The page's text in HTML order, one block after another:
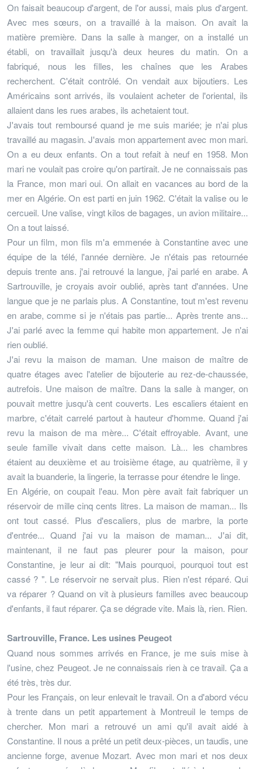
On faisait beaucoup d'argent, de l'or aussi, mais plus d'argent.
Avec mes sœurs, on a travaillé à la maison. On avait la
matière première. Dans la salle à manger, on a installé un
établi, on travaillait jusqu'à deux heures du matin. On a
fabriqué, nous les filles, les chaînes que les Arabes
recherchent. C'était contrôlé. On vendait aux bijoutiers. Les
Américains sont arrivés, ils voulaient acheter de l'oriental, ils
allaient dans les rues arabes, ils achetaient tout.
J'avais tout remboursé quand je me suis mariée; je n'ai plus
travaillé au magasin. J'avais mon appartement avec mon mari.
On a eu deux enfants. On a tout refait à neuf en 1958. Mon
mari ne voulait pas croire qu'on partirait. Je ne connaissais pas
la France, mon mari oui. On allait en vacances au bord de la
mer en Algérie. On est parti en juin 1962. C'était la valise ou le
cercueil. Une valise, vingt kilos de bagages, un avion militaire...
On a tout laissé.
Pour un film, mon fils m'a emmenée à Constantine avec une
équipe de la télé, l'année dernière. Je n'étais pas retournée
depuis trente ans. j'ai retrouvé la langue, j'ai parlé en arabe. A
Sartrouville, je croyais avoir oublié, après tant d'années. Une
langue que je ne parlais plus. A Constantine, tout m'est revenu
en arabe, comme si je n'étais pas partie... Après trente ans...
J'ai parlé avec la femme qui habite mon appartement. Je n'ai
rien oublié.
J'ai revu la maison de maman. Une maison de maître de
quatre étages avec l'atelier de bijouterie au rez-de-chaussée,
autrefois. Une maison de maître. Dans la salle à manger, on
pouvait mettre jusqu'à cent couverts. Les escaliers étaient en
marbre, c'était carrelé partout à hauteur d'homme. Quand j'ai
revu la maison de ma mère... C'était effroyable. Avant, une
seule famille vivait dans cette maison. Là... les chambres
étaient au deuxième et au troisième étage, au quatrième, il y
avait la buanderie, la lingerie, la terrasse pour étendre le linge.
En Algérie, on coupait l'eau. Mon père avait fait fabriquer un
réservoir de mille cinq cents litres. La maison de maman... Ils
ont tout cassé. Plus d'escaliers, plus de marbre, la porte
d'entrée... Quand j'ai vu la maison de maman... J'ai dit,
maintenant, il ne faut pas pleurer pour la maison, pour
Constantine, je leur ai dit: "Mais pourquoi, pourquoi tout est
cassé ? ". Le réservoir ne servait plus. Rien n'est réparé. Qui
va réparer ? Quand on vit à plusieurs familles avec beaucoup
d'enfants, il faut réparer. Ça se dégrade vite. Mais là, rien. Rien.
Sartrouville, France. Les usines Peugeot
Quand nous sommes arrivés en France, je me suis mise à
l'usine, chez Peugeot. Je ne connaissais rien à ce travail. Ça a
été très, très dur.
Pour les Français, on leur enlevait le travail. On a d'abord vécu
à trente dans un petit appartement à Montreuil le temps de
chercher. Mon mari a retrouvé un ami qu'il avait aidé à
Constantine. Il nous a prêté un petit deux-pièces, un taudis, une
ancienne forge, avenue Mozart. Avec mon mari et nos deux